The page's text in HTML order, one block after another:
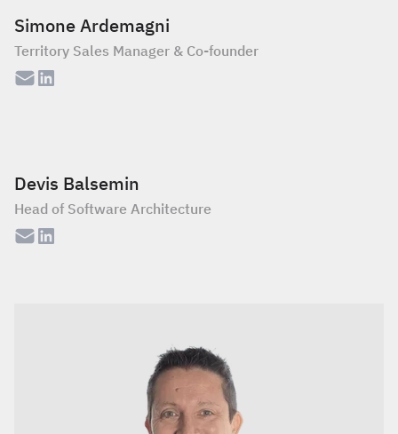
Simone Ardemagni
Territory Sales Manager & Co-founder
Devis Balsemin
Head of Software Architecture